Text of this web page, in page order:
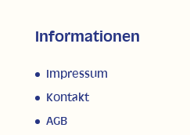
Informationen
Impressum
Kontakt
AGB